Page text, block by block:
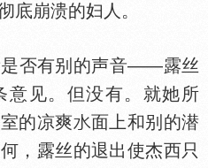
底崩溃的妇人。
否有别的声音——露丝
见。但没有。就她所
的凉爽
面上和别的潜
，露丝的退出使杰西只